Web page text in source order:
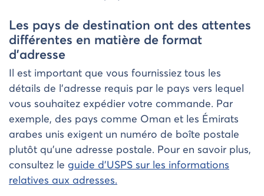
Les pays de destination ont des attentes
différentes en matière de format
d’adresse
Il est important que vous fournissiez tous les
détails de l’adresse requis par le pays vers lequel
vous souhaitez expédier votre commande. Par
exemple, des pays comme Oman et les Émirats
arabes unis exigent un numéro de boîte postale
plutôt qu’une adresse postale. Pour en savoir plus,
consultez le guide d’USPS sur les informations
relatives aux adresses.